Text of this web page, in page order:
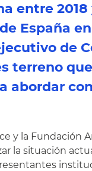
entre
España
de
terreno
abordar
y la Fundación
la situación